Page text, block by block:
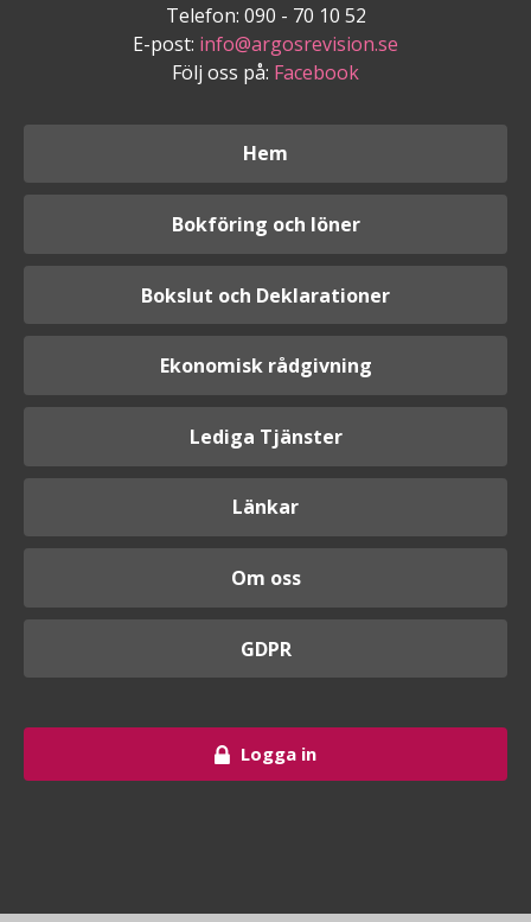
Telefon: 090 - 70 10 52
E-post: info@argosrevision.se
Följ oss på: Facebook
Hem
Bokföring och löner
Bokslut och Deklarationer
Ekonomisk rådgivning
Lediga Tjänster
Länkar
Om oss
GDPR
Logga in